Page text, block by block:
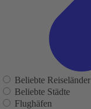
Beliebte Reiseländer
Beliebte Städte
Flughäfen